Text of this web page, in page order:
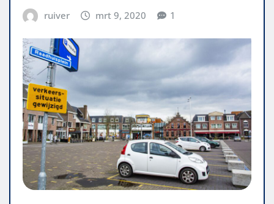
ruiver mrt 9, 2020 1